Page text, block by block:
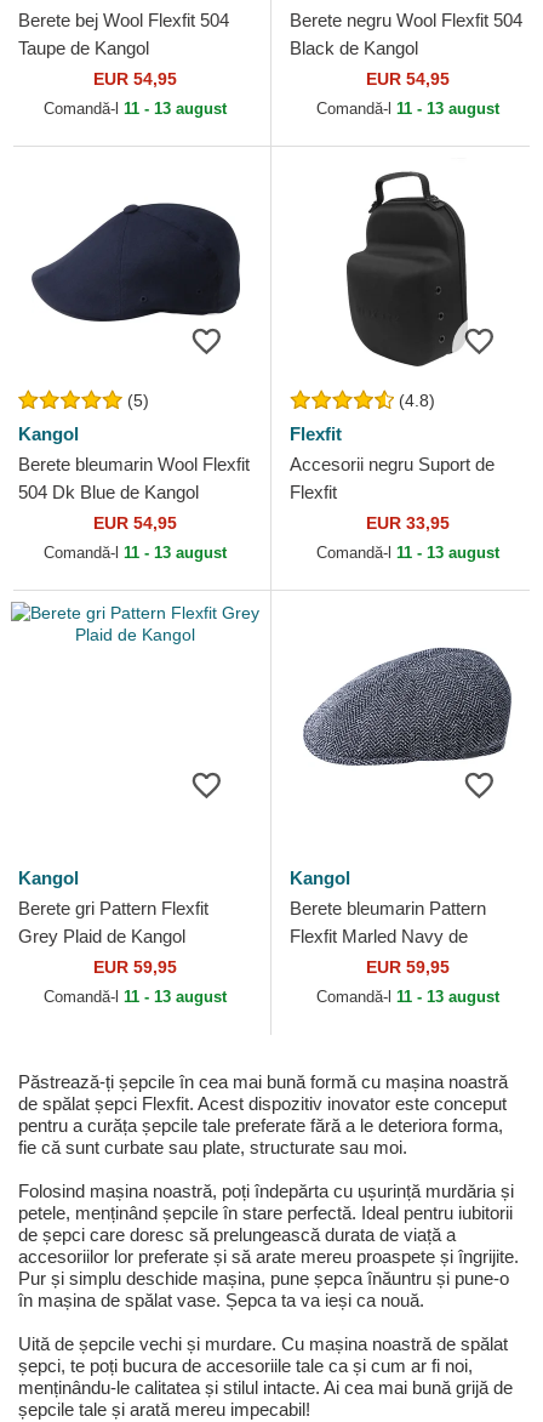
Berete bej Wool Flexfit 504
Taupe de Kangol
EUR 54,95
Comandă-l 11 - 13 august
Berete negru Wool Flexfit 504
Black de Kangol
EUR 54,95
Comandă-l 11 - 13 august
(5)
Kangol
Berete bleumarin Wool Flexfit
504 Dk Blue de Kangol
EUR 54,95
Comandă-l 11 - 13 august
(4.8)
Flexfit
Accesorii negru Suport de
Flexfit
EUR 33,95
Comandă-l 11 - 13 august
Kangol
Berete gri Pattern Flexfit
Grey Plaid de Kangol
EUR 59,95
Comandă-l 11 - 13 august
Kangol
Berete bleumarin Pattern
Flexfit Marled Navy de
EUR 59,95
Comandă-l 11 - 13 august
Păstrează-ți șepcile în cea mai bună formă cu mașina noastră
de spălat șepci Flexfit. Acest dispozitiv inovator este conceput
pentru a curăța șepcile tale preferate fără a le deteriora forma,
fie că sunt curbate sau plate, structurate sau moi.
Folosind mașina noastră, poți îndepărta cu ușurință murdăria și
petele, menținând șepcile în stare perfectă. Ideal pentru iubitorii
de șepci care doresc să prelungească durata de viață a
accesoriilor lor preferate și să arate mereu proaspete și îngrijite.
Pur și simplu deschide mașina, pune șepca înăuntru și pune-o
în mașina de spălat vase. Șepca ta va ieși ca nouă.
Uită de șepcile vechi și murdare. Cu mașina noastră de spălat
șepci, te poți bucura de accesoriile tale ca și cum ar fi noi,
menținându-le calitatea și stilul intacte. Ai cea mai bună grijă de
șepcile tale și arată mereu impecabil!